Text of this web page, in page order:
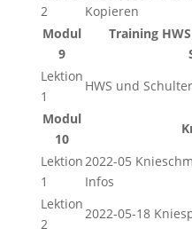
2
Kopieren
Modul
9
Training
Lektion
1
HWS und
Modul
10
Lektion
1
2022-05
Infos
Lektion
2
2022-05-18